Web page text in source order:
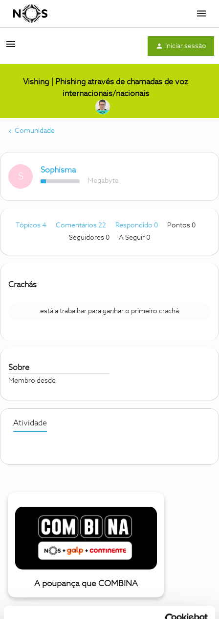
Menu
Iniciar sessão
Vishing | Phishing através de chamadas de voz
internacionais/nacionais
Comunidade
S
Sophisma
Megabyte
Tópicos 4 Comentários 22 Respondido 0
Pontos 0
Seguidores 0 A Seguir 0
Crachás
está a trabalhar para ganhar o primeiro crachá
Sobre
Membro desde
Atividade
A poupança que COMBINA